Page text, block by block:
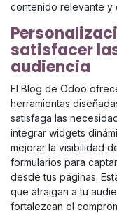
contenido relevante y
satisfacer
audiencia
El Blog de Odoo
herramientas
satisfaga las
integrar widgets
mejorar la visibilidad
formularios para
desde tus páginas.
que atraigan a tu
fortalezcan el